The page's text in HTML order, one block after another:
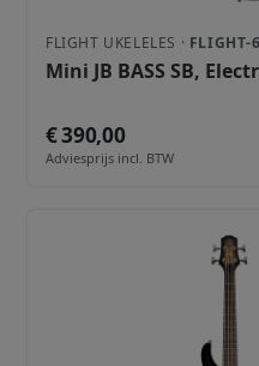
FLIGHT UKELELES · FLIGHT-
Mini JB BASS SB,
€ 390,00
Adviesprijs incl. BTW